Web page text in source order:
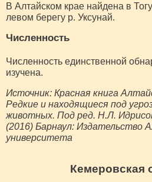
В Алтайском крае найдена в
левом берегу р. Уксунай.
Численность
Численность единственной
изучена.
Источник: Красная книга
Редкие и находящиеся под
животных. Под ред. Н.Л.
(2016) Барнаул: Издательство
университета
Кемеровская